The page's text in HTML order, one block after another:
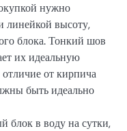
нужно
линейкой высоту,
блока. Тонкий шов
их идеальную
от кирпича
быть идеально
блок в воду на сутки,